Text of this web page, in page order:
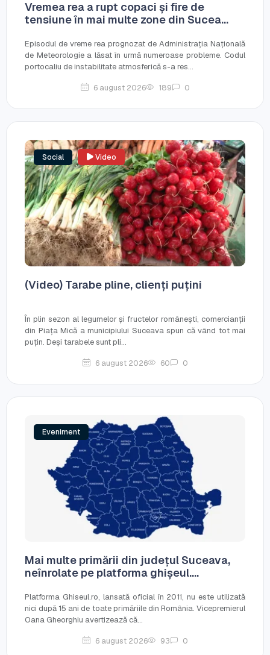
Vremea rea a rupt copaci și fire de
tensiune în mai multe zone din Sucea...
Episodul de vreme rea prognozat de Administrația Națională
de Meteorologie a lăsat în urmă numeroase probleme. Codul
portocaliu de instabilitate atmosferică s-a res...
6 august 2026 189 0
Social Video
(Video) Tarabe pline, clienți puțini
În plin sezon al legumelor și fructelor românești, comercianții
din Piața Mică a municipiului Suceava spun că vând tot mai
puțin. Deși tarabele sunt pli...
6 august 2026 60 0
Eveniment
Mai multe primării din județul Suceava,
neînrolate pe platforma ghișeul....
Platforma Ghiseul.ro, lansată oficial în 2011, nu este utilizată
nici după 15 ani de toate primăriile din România. Vicepremierul
Oana Gheorghiu avertizează că...
6 august 2026 93 0